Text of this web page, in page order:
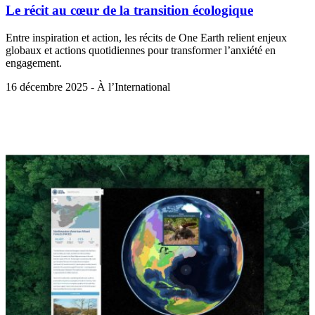
Le récit au cœur de la transition écologique
Entre inspiration et action, les récits de One Earth relient enjeux
globaux et actions quotidiennes pour transformer l’anxiété en
engagement.
16 décembre 2025 - À l’International